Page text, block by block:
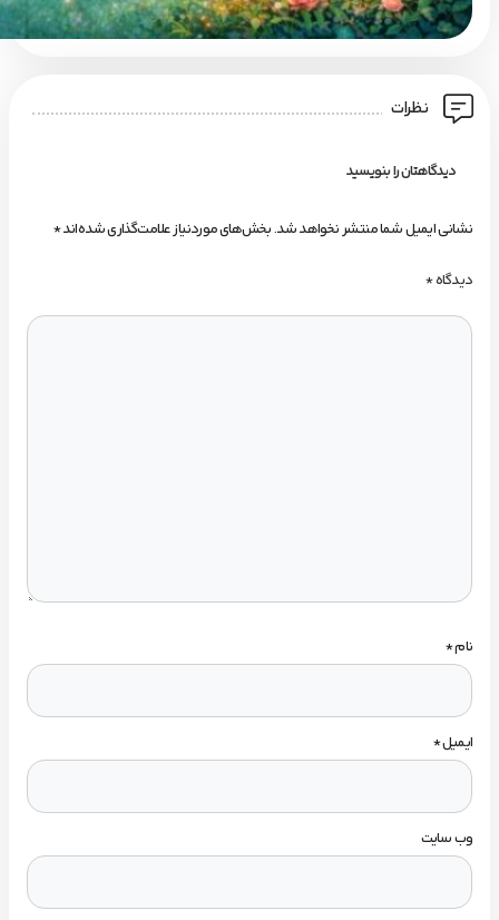
نظرات
دیدگاهتان را بنویسید
نشانی ایمیل شما منتشر نخواهد شد.بخش‌های موردنیاز علامت‌گذاری شده‌اند*
دیدگاه*
نام*
ایمیل*
وب‌ سایت